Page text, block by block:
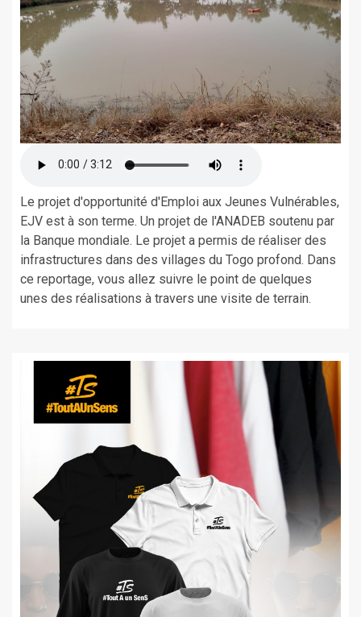
Le projet d'opportunité d'Emploi aux Jeunes Vulnérables,
EJV est à son terme. Un projet de l'ANADEB soutenu par
la Banque mondiale. Le projet a permis de réaliser des
infrastructures dans des villages du Togo profond. Dans
ce reportage, vous allez suivre le point de quelques
unes des réalisations à travers une visite de terrain.